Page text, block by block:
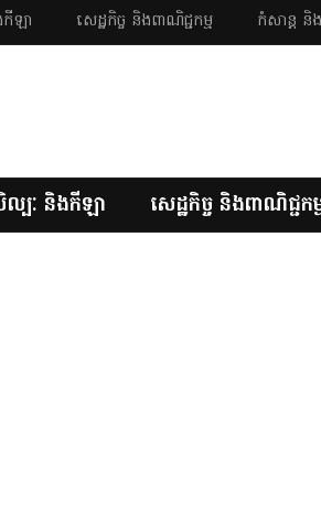
ឡា សេដ្ឋកិច្ច និងពាណិជ្ជកម្ម កំសាន្ត
បៈ និងកីឡា សេដ្ឋកិច្ច និងពាណិជ្ជកម្